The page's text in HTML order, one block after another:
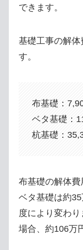
できます。
基礎工事の解
す。
布基礎：
ベタ基礎：
杭基礎：
布基礎の解体費
ベタ基礎は約
度により変わ
場合、約106万